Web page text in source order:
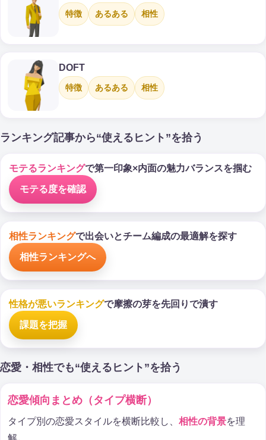
特徴 あるある 相性
DOFT
特徴 あるある 相性
ランキング記事から“使えるヒント”を拾う
モテるランキングで第一印象×内面の魅力バランスを掴む
モテる度を確認
相性ランキングで出会いとチーム編成の最適解を探す
相性ランキングへ
性格が悪いランキングで摩擦の芽を先回りで潰す
課題を把握
恋愛・相性でも“使えるヒント”を拾う
恋愛傾向まとめ（タイプ横断）
タイプ別の恋愛スタイルを横断比較し、 相性の背景を理
解。